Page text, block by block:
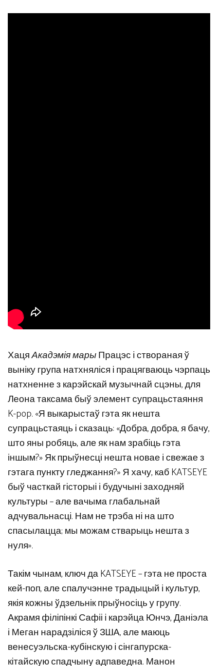
ХацяАкадэмія марыПрацэс і створаная ў
выніку група натхняліся і працягваюць чэрпаць
натхненне з карэйскай музычнай сцэны, для
Леона таксама быў элемент супрацьстаяння
K-pop. «Я выкарыстаў гэта як нешта
супрацьстаяць і сказаць: «Добра, добра, я бачу,
што яны робяць, але як нам зрабіць гэта
іншым?» Як прыўнесці нешта новае і свежае з
гэтага пункту гледжання?» Я хачу, каб KATSEYE
быў часткай гісторыі і будучыні заходняй
культуры – але вачыма глабальнай
адчувальнасці. Нам не трэба ні на што
спасылацца; мы можам стварыць нешта з
нуля».
Такім чынам, ключ да KATSEYE – гэта не проста
кей-поп, але спалучэнне традыцый і культур,
якія кожны ўдзельнік прыўносіць у групу.
Акрамя філіпінкі Сафіі і карэйца Юнчэ, Даніэла
і Меган нарадзіліся ў ЗША, але маюць
венесуэльска-кубінскую і сінгапурска-
кітайскую спадчыну адпаведна. Манон